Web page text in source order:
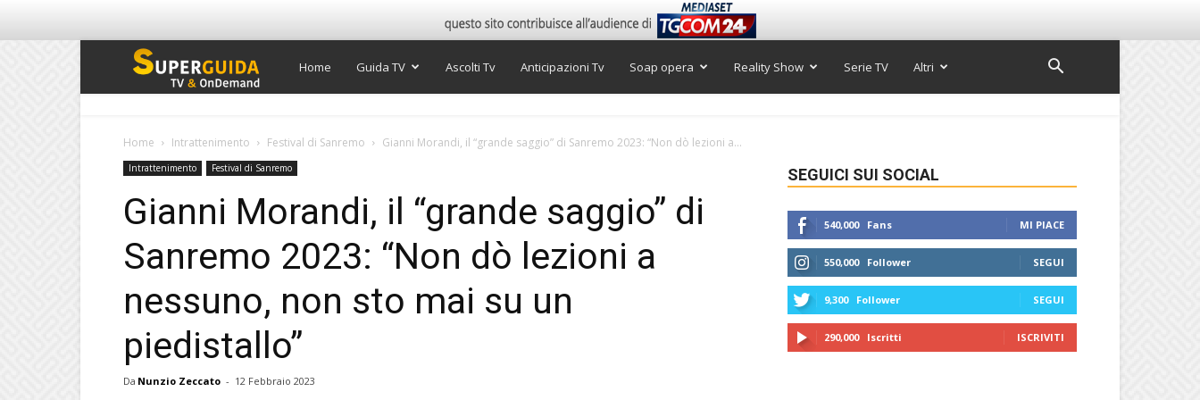
Super
TV
Home Guida TV Ascolti Tv Anticipazioni Tv Soap opera Reality Show Serie TV Altri
Home Intrattenimento Festival di Sanremo Gianni Morandi, il “grande saggio” di Sanremo 2023: “Non dò lezioni a...
Intrattenimento Festival di Sanremo
Gianni Morandi, il “grande saggio” di
Sanremo 2023: “Non dò lezioni a
nessuno, non sto mai su un
piedistallo”
Da Nunzio Zeccato - 12 Febbraio 2023
SEGUICI SUI SOCIAL
540,000 Fans MI PIACE
550,000 Follower SEGUI
9,300 Follower SEGUI
290,000 Iscritti ISCRIVITI